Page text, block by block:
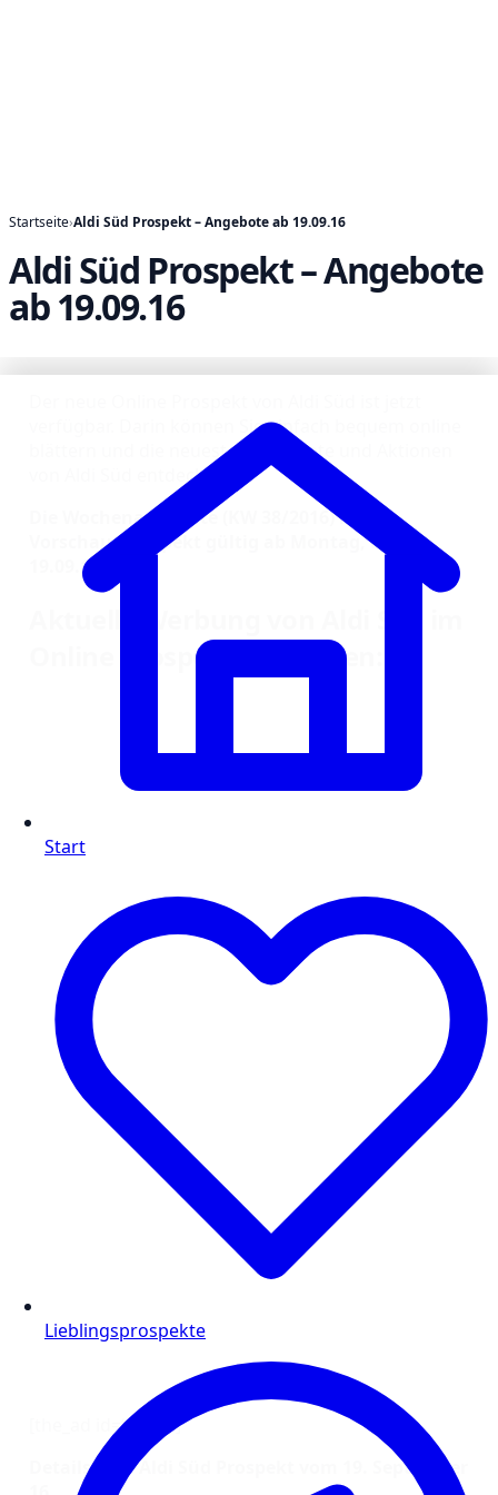
Startseite›Aldi Süd Prospekt – Angebote ab 19.09.16
Aldi Süd Prospekt – Angebote
ab 19.09.16
verfügbar. Darin können Sie einfach bequem online
blättern und die neuesten Angebote und Aktionen
von Aldi Süd entdecken!
Die Wochenangebote (KW 38/2016) in der
Vorschau. Prospekt gültig ab Montag, dem
19.09.16
Online Prospekt entdecken:
[the_ad id=“1316″]
Details zum Aldi Süd Prospekt vom 19. September
Start
Lieblingsprospekte